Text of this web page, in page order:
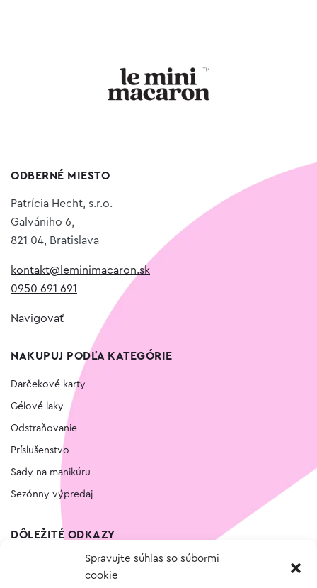
Spravujte súhlas so súbormi
cookie
ODBERNÉ MIESTO
Patrícia Hecht, s.r.o.
Galvániho 6,
821 04, Bratislava
kontakt@leminimacaron.sk
0950 691 691
Navigovať
NAKUPUJ PODĽA KATEGÓRIE
Darčekové karty
Gélové laky
Odstraňovanie
Príslušenstvo
Sady na manikúru
Sezónny výpredaj
DÔLEŽITÉ ODKAZY